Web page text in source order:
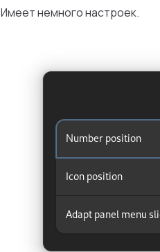
Имеет немного настроек.